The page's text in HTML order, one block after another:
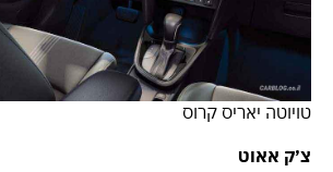
טויוטה יאריס קרוס
צ׳ק אאוט